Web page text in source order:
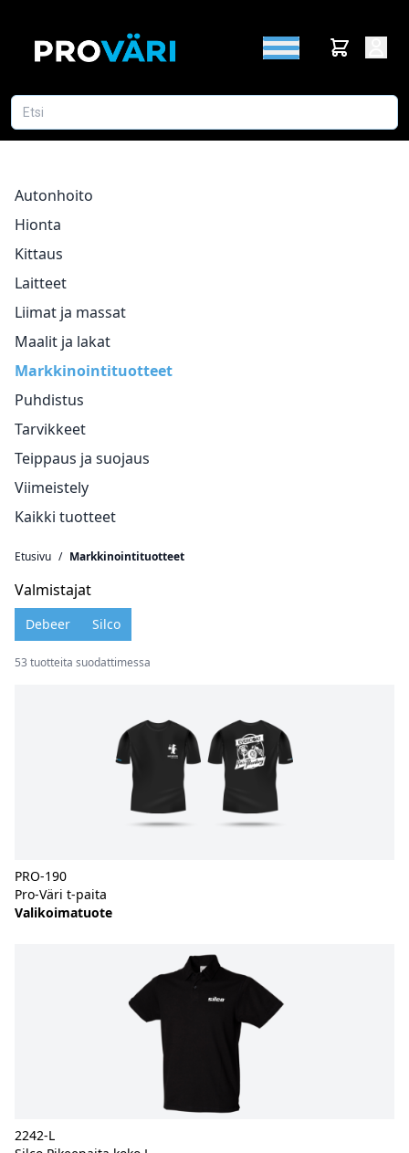
Autonhoito
Hionta
Kittaus
Laitteet
Liimat ja massat
Maalit ja lakat
Markkinointituotteet
Puhdistus
Tarvikkeet
Teippaus ja suojaus
Viimeistely
Kaikki tuotteet
Etusivu / Markkinointituotteet
Valmistajat
Debeer Silco
53 tuotteita suodattimessa
PRO-190
Pro-Väri t-paita
Valikoimatuote
2242-L